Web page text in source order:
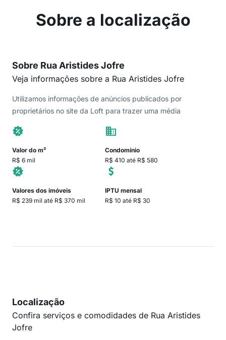
Sobre a localização
Sobre Rua Aristides Jofre
Veja informações sobre a Rua Aristides Jofre
Utilizamos informações de anúncios publicados por
proprietários no site da Loft para trazer uma média
Valor do m²
R$ 6 mil
Condomínio
R$ 410 até R$ 580
Valores dos imóveis
R$ 239 mil até R$ 370 mil
IPTU mensal
R$ 10 até R$ 30
Localização
Confira serviços e comodidades de Rua Aristides
Jofre